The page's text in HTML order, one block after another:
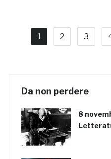
1 2 3
Da non perdere
8